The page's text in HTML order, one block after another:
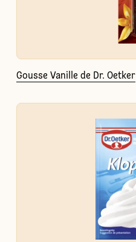
Gousse Vanille de Dr. Oetker